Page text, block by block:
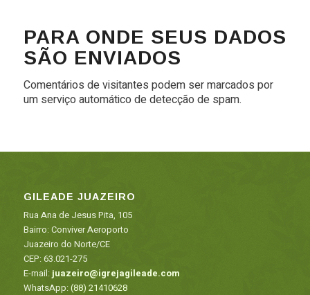
PARA ONDE SEUS DADOS
SÃO ENVIADOS
Comentários de visitantes podem ser marcados por
um serviço automático de detecção de spam.
GILEADE JUAZEIRO
Rua Ana de Jesus Pita, 105
Bairro: Conviver Aeroporto
Juazeiro do Norte/CE
CEP: 63.021-275
E-mail: juazeiro@igrejagileade.com
WhatsApp:(88) 21410628